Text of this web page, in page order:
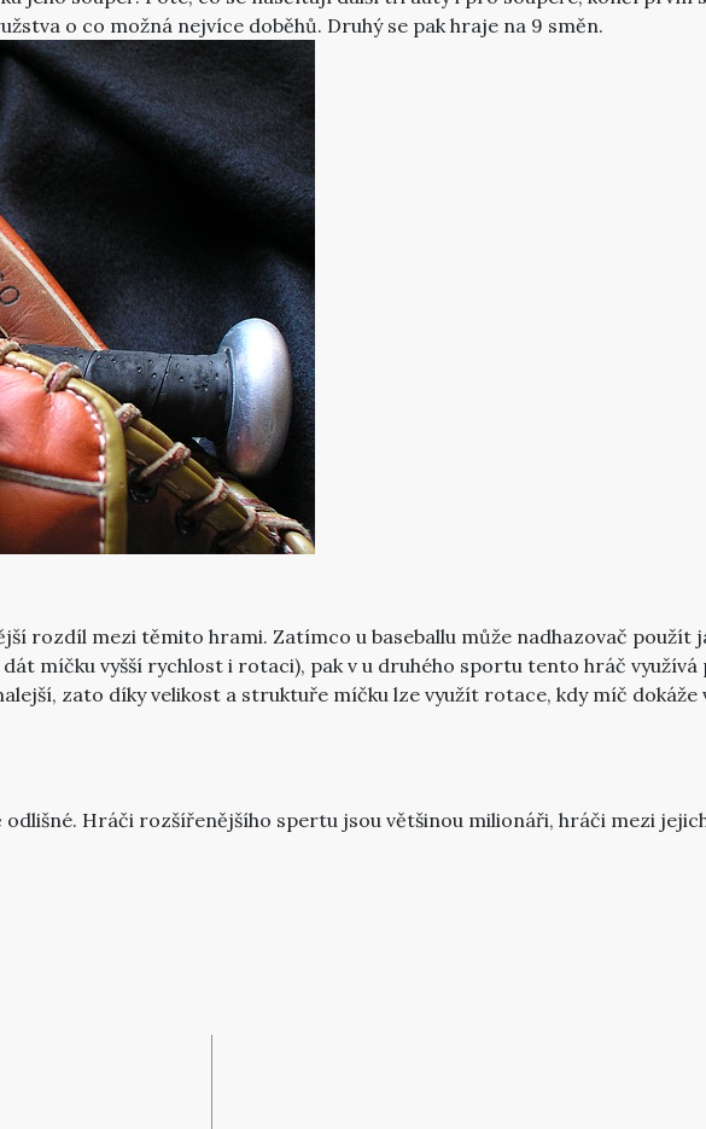
o co možná nejvíce doběhů. Druhý se pak hraje na 9 směn.
rozdíl mezi těmito hrami. Zatímco u baseballu může nadhazovač použít
míčku vyšší rychlost i rotaci), pak v u druhého sportu tento hráč
zato díky velikost a struktuře míčku lze využít rotace, kdy míč dokáže
Hráči rozšířenějšího spertu jsou většinou milionáři, hráči mezi